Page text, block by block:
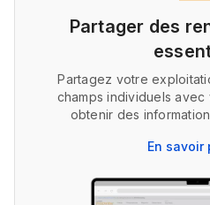
Partager des
Partagez votre
champs individuels
obtenir des
En savoir